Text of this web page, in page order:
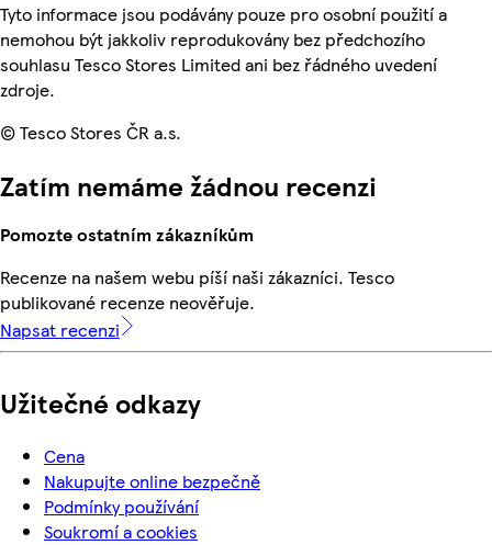
Tyto informace jsou podávány pouze pro osobní použití a
nemohou být jakkoliv reprodukovány bez předchozího
souhlasu Tesco Stores Limited ani bez řádného uvedení
zdroje.
© Tesco Stores ČR a.s.
Zatím nemáme žádnou recenzi
Pomozte ostatním zákazníkům
Recenze na našem webu píší naši zákazníci. Tesco
publikované recenze neověřuje.
Napsat recenzi
Užitečné odkazy
Cena
Nakupujte online bezpečně
Podmínky používání
Soukromí a cookies